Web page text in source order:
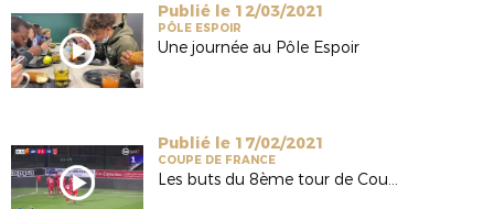
Publié le 12/03/2021
PÔLE ESPOIR
Une journée au Pôle Espoir
Publié le 17/02/2021
COUPE DE FRANCE
Les buts du 8ème tour de Coupe de France